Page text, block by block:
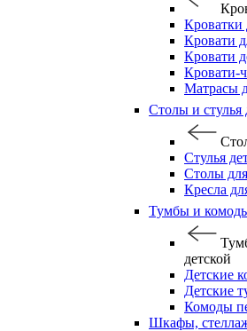
Кроватки
Кровати
Кровати
Кровати-
Матрасы
Столы и стулья
Стулья
Столы
Кресла
Тумбы и
детской
Детские
Детские
Комоды
Шкафы,